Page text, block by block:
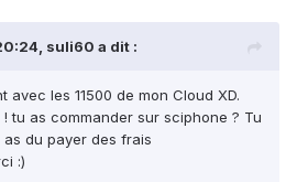
suli60 a dit :
avec les 11500 de mon Cloud XD.
! tu as commander sur sciphone ? Tu
du payer des frais
:)